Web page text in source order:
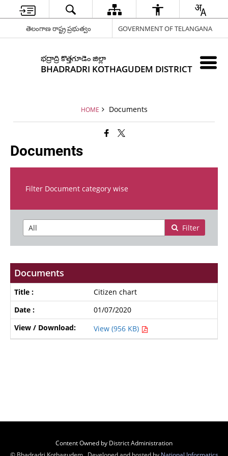
తెలంగాణ రాష్ట్ర ప్రభుత్వం GOVERNMENT OF TELANGANA
భద్రాద్రి కొత్తగూడెం జిల్లా
BHADRADRI KOTHAGUDEM DISTRICT
HOME Documents
Documents
Filter Document category wise
Filter
Documents
Citizen chart
01/07/2020
View (956 KB)
Content Owned by District Administration